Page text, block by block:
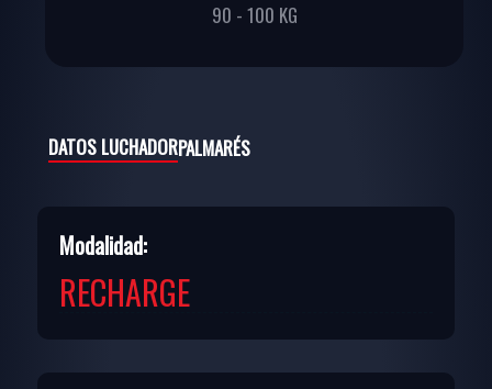
DATOS LUCHADORPALMARÉS
Modalidad:
RECHARGE
90 - 100 KG